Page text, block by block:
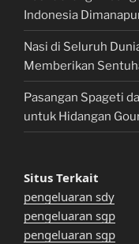
Indonesia
Nasi di Seluruh
Memberikan
Pasangan Spageti
untuk Hidangan
Situs Terkait
pengeluaran sdy
pengeluaran sgp
pengeluaran sgp